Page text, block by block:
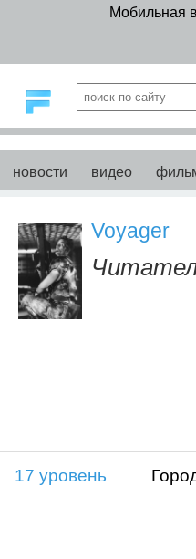
Мобильная
новости видео
Voyager
17 уровень